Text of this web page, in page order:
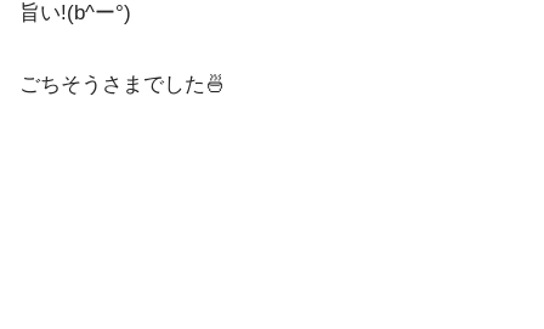
旨い!(b^ー°)
ごちそうさまでした🍜